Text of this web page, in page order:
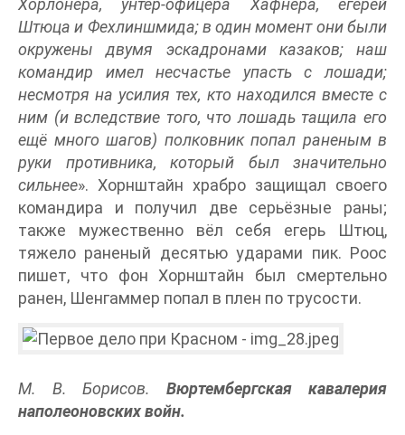
Хорлонера, унтер-офицера Хафнера, егерей
Штюца и Фехлиншмида; в один момент они были
окружены двумя эскадронами казаков; наш
командир имел несчастье упасть с лошади;
несмотря на усилия тех, кто находился вместе с
ним (и вследствие того, что лошадь тащила его
ещё много шагов) полковник попал раненым в
руки противника, который был значительно
сильнее». Хорнштайн храбро защищал своего
командира и получил две серьёзные раны;
также мужественно вёл себя егерь Штюц,
тяжело раненый десятью ударами пик. Роос
пишет, что фон Хорнштайн был смертельно
ранен, Шенгаммер попал в плен по трусости.
М. В. Борисов. Вюртембергская кавалерия
наполеоновских войн.